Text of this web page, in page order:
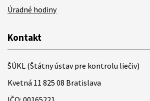
Úradné hodiny
Kontakt
ŠÚKL (Štátny ústav pre kontrolu liečiv)
Kvetná 11 825 08 Bratislava